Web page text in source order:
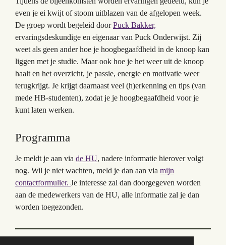
even je ei kwijt of stoom uitblazen van de afgelopen week.
De groep wordt begeleid doorPuck Bakker,
ervaringsdeskundige en eigenaar van Puck Onderwijst. Zij
weet als geen ander hoe je hoogbegaafdheid in de knoop kan
liggen met je studie. Maar ook hoe je het weer uit de knoop
haalt en het overzicht, je passie, energie en motivatie weer
terugkrijgt. Je krijgt daarnaast veel (h)erkenning en tips (van
mede HB-studenten), zodat je je hoogbegaafdheid voor je
kunt laten werken.
Programma
Je meldt je aan via de HU, nadere informatie hierover volgt
nog. Wil je niet wachten, meld je dan aan via mijn
contactformulier. Je interesse zal dan doorgegeven worden
aan de medewerkers van de HU, alle informatie zal je dan
worden toegezonden.